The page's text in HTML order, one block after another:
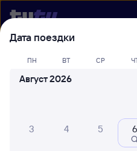
Выберите день,
билеты Иркутск
Откуда
Дата поездки
ПН ВТ СР
Август 2026
3 4 5 6